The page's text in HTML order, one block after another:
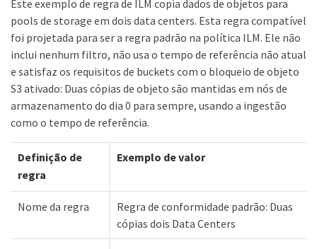
Este exemplo de regra de ILM copia dados de objetos para
pools de storage em dois data centers. Esta regra compatível
foi projetada para ser a regra padrão na política ILM. Ele não
inclui nenhum filtro, não usa o tempo de referência não atual
e satisfaz os requisitos de buckets com o bloqueio de objeto
S3 ativado: Duas cópias de objeto são mantidas em nós de
armazenamento do dia 0 para sempre, usando a ingestão
como o tempo de referência.
Definição de
regra
Exemplo de valor
Nome da regra
Regra de conformidade padrão: Duas
cópias dois Data Centers